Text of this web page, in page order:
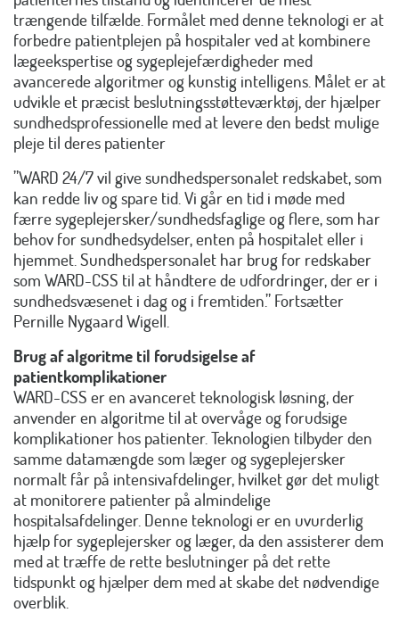
trængende tilfælde. Formålet med denne teknologi er at
forbedre patientplejen på hospitaler ved at kombinere
lægeekspertise og sygeplejefærdigheder med
avancerede algoritmer og kunstig intelligens. Målet er at
udvikle et præcist beslutningsstøtteværktøj, der hjælper
sundhedsprofessionelle med at levere den bedst mulige
pleje til deres patienter
”WARD 24/7 vil give sundhedspersonalet redskabet, som
kan redde liv og spare tid. Vi går en tid i møde med
færre sygeplejersker/sundhedsfaglige og flere, som har
behov for sundhedsydelser, enten på hospitalet eller i
hjemmet. Sundhedspersonalet har brug for redskaber
som WARD-CSS til at håndtere de udfordringer, der er i
sundhedsvæsenet i dag og i fremtiden.” Fortsætter
Pernille Nygaard Wigell.
Brug af algoritme til forudsigelse af
patientkomplikationer
WARD-CSS er en avanceret teknologisk løsning, der
anvender en algoritme til at overvåge og forudsige
komplikationer hos patienter. Teknologien tilbyder den
samme datamængde som læger og sygeplejersker
normalt får på intensivafdelinger, hvilket gør det muligt
at monitorere patienter på almindelige
hospitalsafdelinger. Denne teknologi er en uvurderlig
hjælp for sygeplejersker og læger, da den assisterer dem
med at træffe de rette beslutninger på det rette
tidspunkt og hjælper dem med at skabe det nødvendige
overblik.